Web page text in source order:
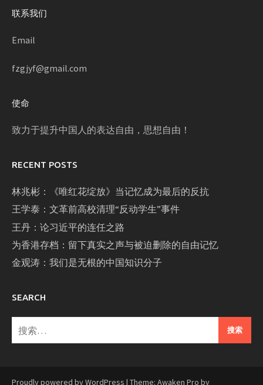
联系我们
Email
fzgjyf@gmail.com
使命
致力于提升中国人的表达自由，思想自由！
RECENT POSTS
林兆彬：《唯红花绽放》当记忆成为最后的反抗
王学泰：文革前高校清理“反动学生”事件
王丹：论习近平的连任之路
为香港存档：留下真实之声与被迫删除的自由记忆
金观涛：我们是无根的中国知识分子
SEARCH
搜
索：
Proudly powered by WordPress | Theme: Awaken Pro by